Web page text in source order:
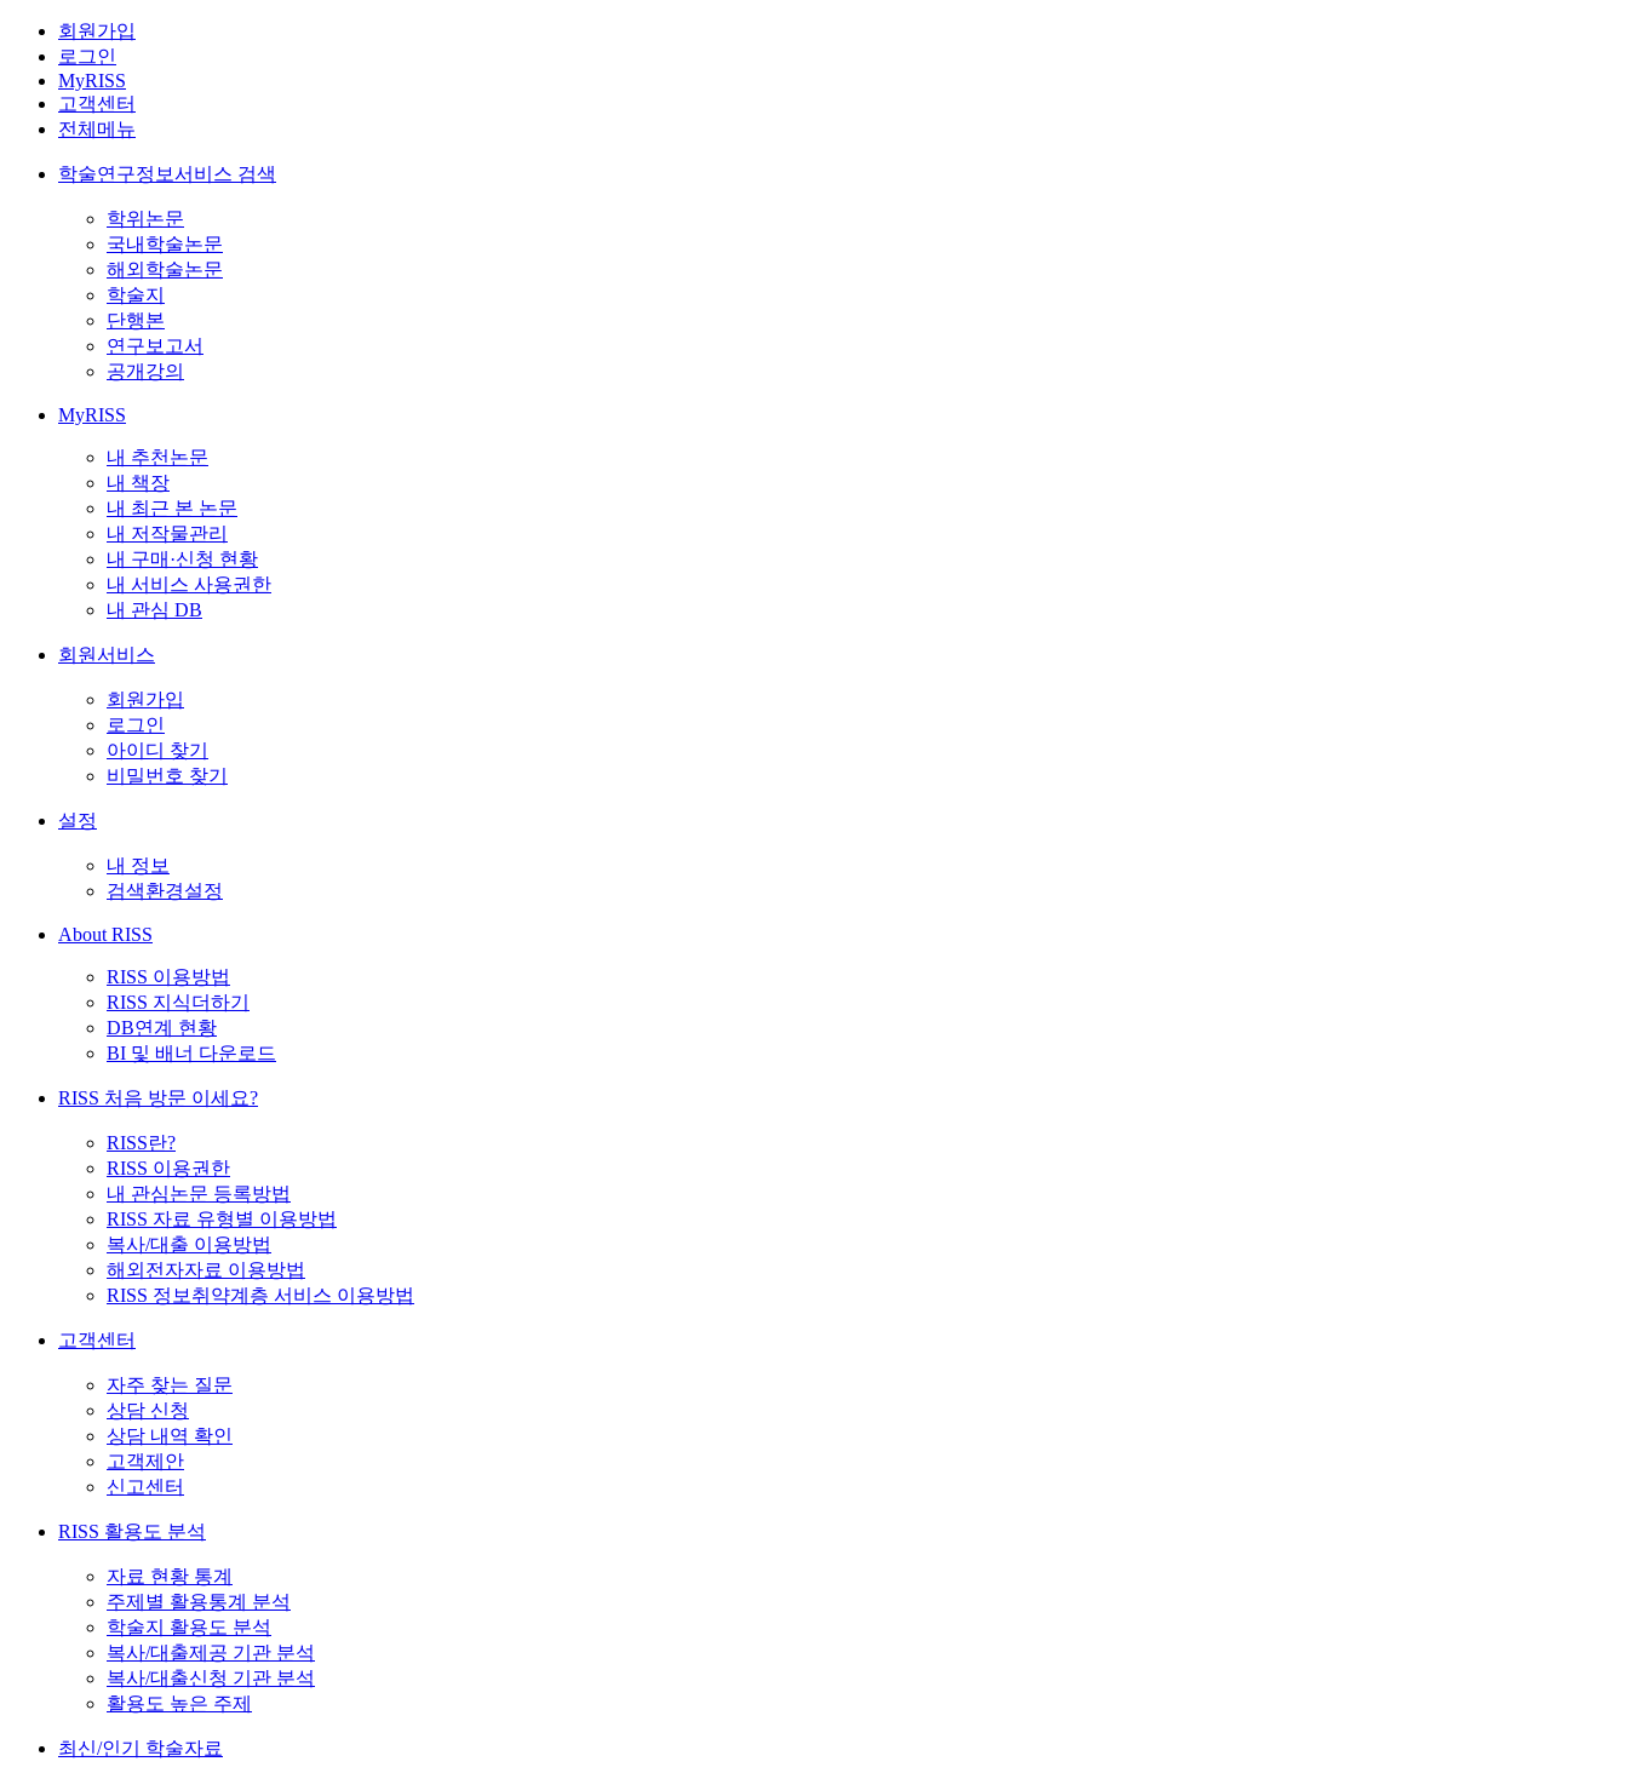
회원가입
로그인
MyRISS
고객센터
전체메뉴
학술연구정보서비스 검색
학위논문
국내학술논문
해외학술논문
학술지
단행본
연구보고서
공개강의
MyRISS
내 추천논문
내 책장
내 최근 본 논문
내 저작물관리
내 구매·신청 현황
내 서비스 사용권한
내 관심 DB
회원서비스
회원가입
로그인
아이디 찾기
비밀번호 찾기
설정
내 정보
검색환경설정
About RISS
RISS 이용방법
RISS 지식더하기
DB연계 현황
BI 및 배너 다운로드
RISS 처음 방문 이세요?
RISS란?
RISS 이용권한
내 관심논문 등록방법
RISS 자료 유형별 이용방법
복사/대출 이용방법
해외전자자료 이용방법
RISS 정보취약계층 서비스 이용방법
고객센터
자주 찾는 질문
상담 신청
상담 내역 확인
고객제안
신고센터
RISS 활용도 분석
자료 현황 통계
주제별 활용통계 분석
학술지 활용도 분석
복사/대출제공 기관 분석
복사/대출신청 기관 분석
활용도 높은 주제
최신/인기 학술자료